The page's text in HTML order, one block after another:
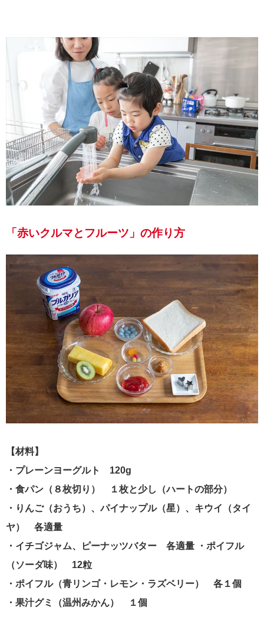
「赤いクルマとフルーツ」の作り方
【材料】
・プレーンヨーグルト 120g
・食パン（８枚切り） １枚と少し（ハートの部分）
・りんご（おうち）、パイナップル（星）、キウイ（タイ
ヤ） 各適量
・イチゴジャム、ピーナッツバター 各適量 ・ポイフル
（ソーダ味） 12粒
・ポイフル（青リンゴ・レモン・ラズベリー） 各１個
・果汁グミ（温州みかん） １個